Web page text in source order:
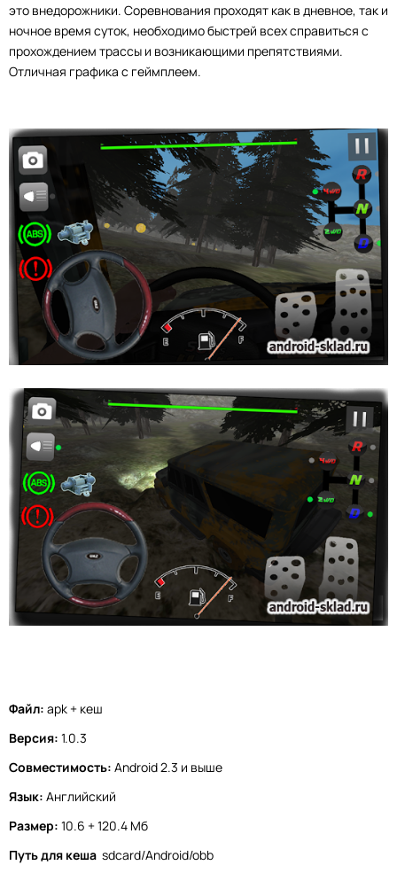
это внедорожники. Соревнования проходят как в дневное, так и
ночное время суток, необходимо быстрей всех справиться с
прохождением трассы и возникающими препятствиями.
Отличная графика с геймплеем.
Файл: apk + кеш
Версия: 1.0.3
Совместимость: Android 2.3 и выше
Язык: Английский
Размер: 10.6 + 120.4 Мб
Путь для кеша sdcard/Android/obb